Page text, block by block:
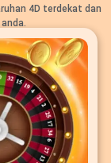
4D terdekat dan